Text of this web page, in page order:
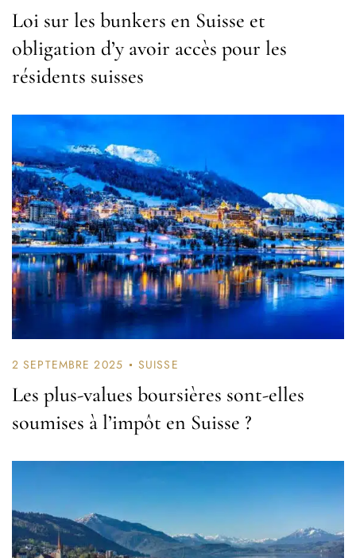
Loi sur les bunkers en Suisse et
obligation d’y avoir accès pour les
résidents suisses
2 SEPTEMBRE 2025 SUISSE
Les plus-values boursières sont-elles
soumises à l’impôt en Suisse ?